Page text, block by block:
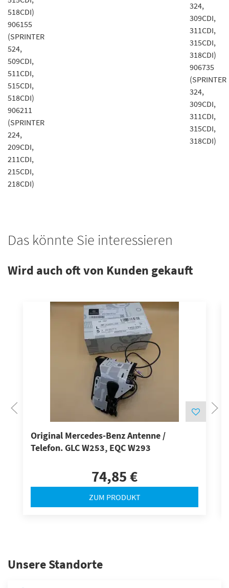
518CDI)
906155
(SPRINTER
524,
509CDI,
511CDI,
515CDI,
518CDI)
906211
(SPRINTER
224,
209CDI,
211CDI,
215CDI,
218CDI)
324,
309CDI,
311CDI,
315CDI,
318CDI)
906735
(SPRINTER
324,
309CDI,
311CDI,
315CDI,
318CDI)
Das könnte Sie interessieren
Wird auch oft von Kunden gekauft
Original Mercedes-Benz Antenne /
Telefon. GLC W253, EQC W293
74,85 €
ZUM PRODUKT
Unsere Standorte